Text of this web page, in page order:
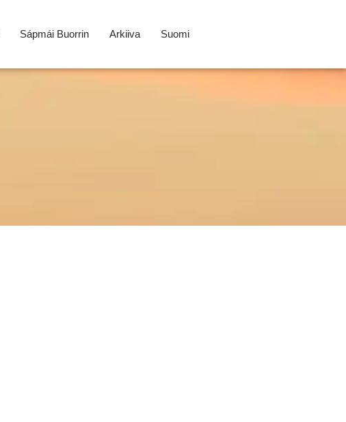
Sápmái Buorrin Arkiiva Suomi